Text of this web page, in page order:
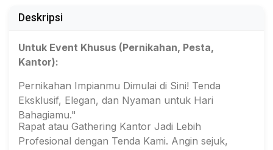
Deskripsi
Untuk Event Khusus (Pernikahan, Pesta,
Kantor):
Pernikahan Impianmu Dimulai di Sini! Tenda
Eksklusif, Elegan, dan Nyaman untuk Hari
Bahagiamu."
Rapat atau Gathering Kantor Jadi Lebih
Profesional dengan Tenda Kami. Angin sejuk,